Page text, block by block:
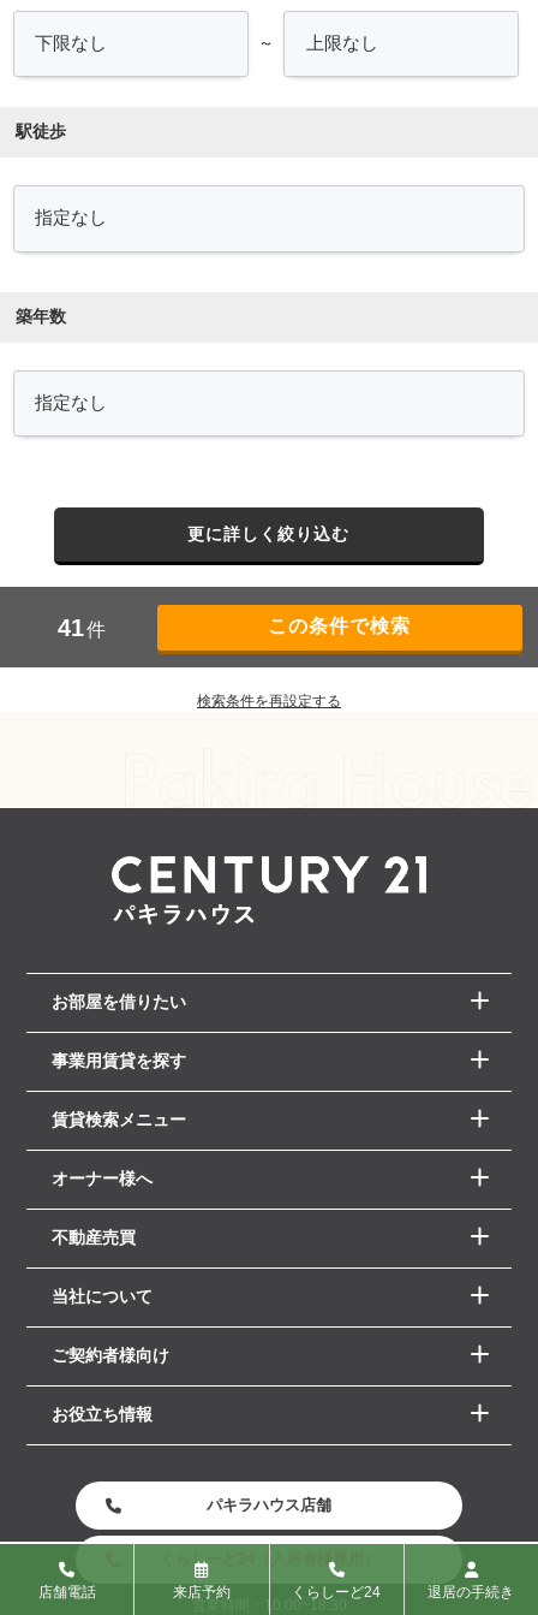
～
駅徒歩
築年数
更に詳しく絞り込む
41件
検索条件を再設定する
店舗電話 来店予約 くらしーど24 退居の手続き
お部屋を借りたい
事業用賃貸を探す
賃貸検索メニュー
オーナー様へ
不動産売買
当社について
ご契約者様向け
お役立ち情報
パキラハウス店舗
くらしーど24（入居者様専用）